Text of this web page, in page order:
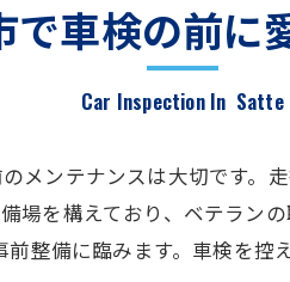
で車検の前に
Car Inspection In Satte
メンテナンスは大切です。
場を構えており、ベテラン
整備に臨みます。車検を控